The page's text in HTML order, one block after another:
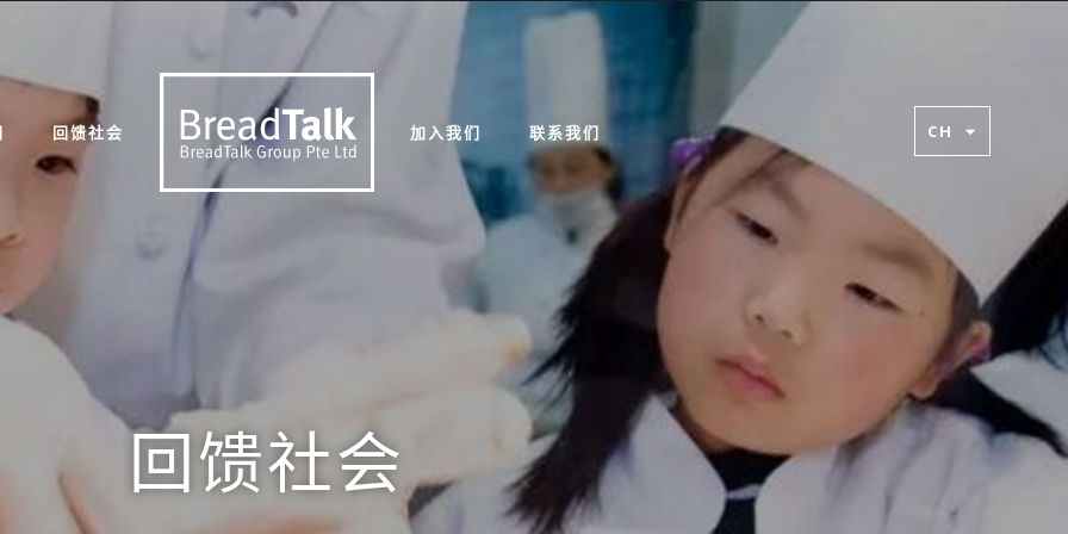
CH
回馈社会 加入我们 联系我们
回馈社会